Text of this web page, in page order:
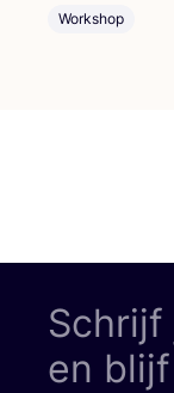
Workshop
en